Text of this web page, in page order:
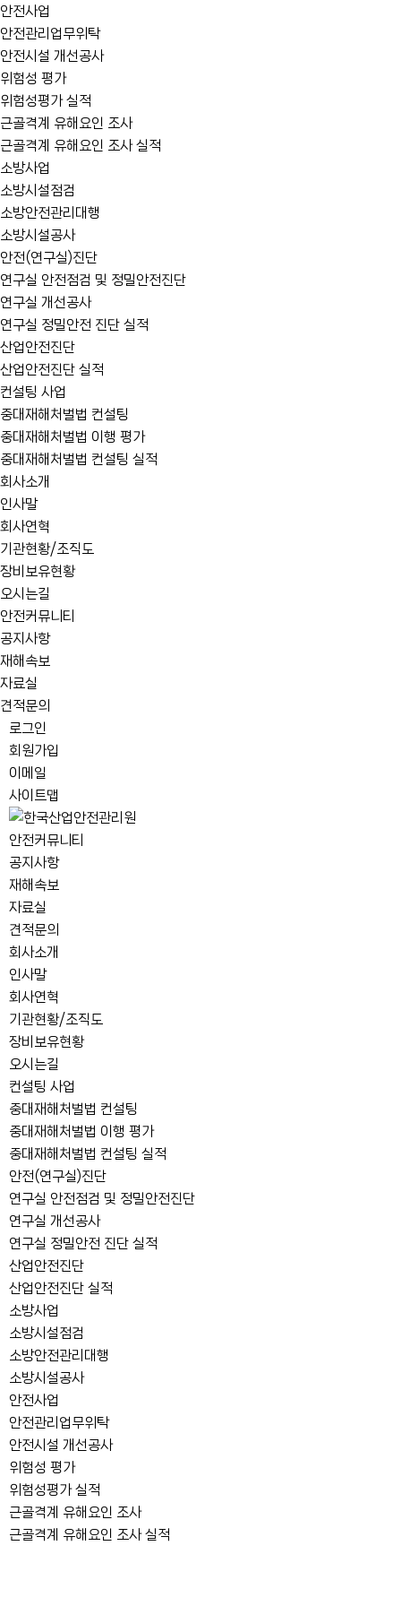
안전사업
안전관리업무위탁
안전시설 개선공사
위험성 평가
위험성평가 실적
근골격계 유해요인 조사
근골격계 유해요인 조사 실적
소방사업
소방시설점검
소방안전관리대행
소방시설공사
안전(연구실)진단
연구실 안전점검 및 정밀안전진단
연구실 개선공사
연구실 정밀안전 진단 실적
산업안전진단
산업안전진단 실적
컨설팅 사업
중대재해처벌법 컨설팅
중대재해처벌법 이행 평가
중대재해처벌법 컨설팅 실적
회사소개
인사말
회사연혁
기관현황/조직도
장비보유현황
오시는길
안전커뮤니티
공지사항
재해속보
자료실
견적문의
로그인
회원가입
이메일
사이트맵
안전커뮤니티
공지사항
재해속보
자료실
견적문의
회사소개
인사말
회사연혁
기관현황/조직도
장비보유현황
오시는길
컨설팅 사업
중대재해처벌법 컨설팅
중대재해처벌법 이행 평가
중대재해처벌법 컨설팅 실적
안전(연구실)진단
연구실 안전점검 및 정밀안전진단
연구실 개선공사
연구실 정밀안전 진단 실적
산업안전진단
산업안전진단 실적
소방사업
소방시설점검
소방안전관리대행
소방시설공사
안전사업
안전관리업무위탁
안전시설 개선공사
위험성 평가
위험성평가 실적
근골격계 유해요인 조사
근골격계 유해요인 조사 실적